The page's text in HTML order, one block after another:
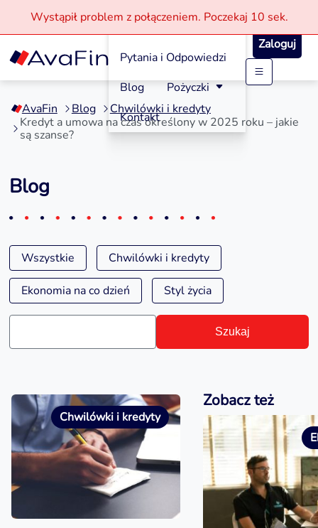
Przejdź
treści
Wystąpił problem z połączeniem. Poczekaj 10 sek.
Jak aplikować?
Pytania i Odpowiedzi
Blog
Pożyczki
Kontakt
Zaloguj
AvaFin Blog
Chwilówki i kredyty
Kredyt a umowa na czas określony w 2025 roku – jakie
są szanse?
Blog
Wszystkie Chwilówki i kredyty
Ekonomia na co dzień Styl życia
Szukaj
Chwilówki i kredyty
Zobacz też